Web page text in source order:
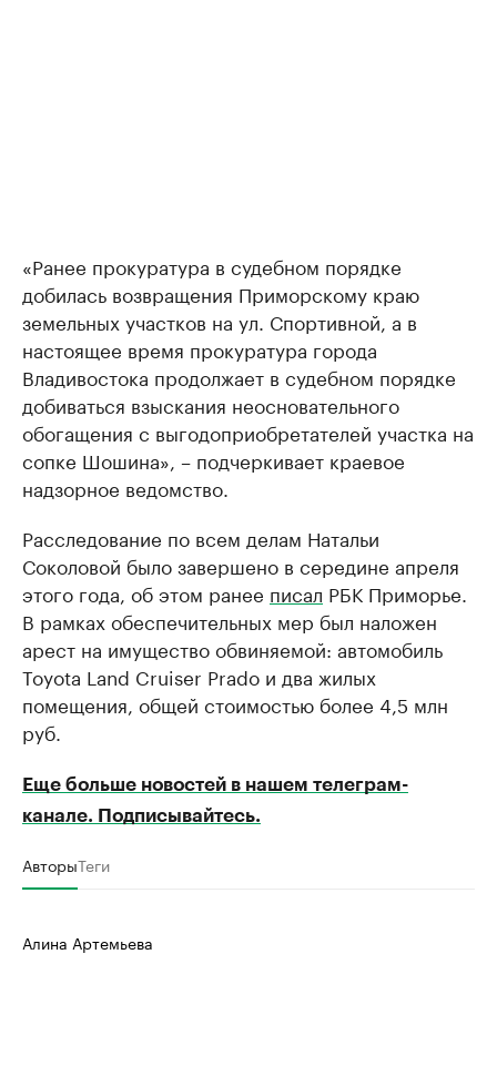
«Ранее прокуратура в судебном порядке
добилась возвращения Приморскому краю
земельных участков на ул. Спортивной, а в
настоящее время прокуратура города
Владивостока продолжает в судебном порядке
добиваться взыскания неосновательного
обогащения с выгодоприобретателей участка на
сопке Шошина», – подчеркивает краевое
надзорное ведомство.
Расследование по всем делам Натальи
Соколовой было завершено в середине апреля
этого года, об этом ранее писал РБК Приморье.
В рамках обеспечительных мер был наложен
арест на имущество обвиняемой: автомобиль
Toyota Land Cruiser Prado и два жилых
помещения, общей стоимостью более 4,5 млн
руб.
Еще больше новостей в нашем телеграм-
канале. Подписывайтесь.
АвторыТеги
Алина Артемьева